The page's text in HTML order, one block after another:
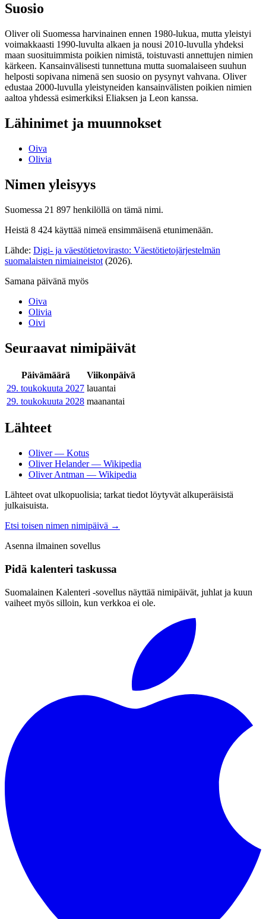
Suosio
Oliver oli Suomessa harvinainen ennen 1980-lukua, mutta yleistyi
voimakkaasti 1990-luvulta alkaen ja nousi 2010-luvulla yhdeksi
maan suosituimmista poikien nimistä, toistuvasti annettujen nimien
kärkeen. Kansainvälisesti tunnettuna mutta suomalaiseen suuhun
helposti sopivana nimenä sen suosio on pysynyt vahvana. Oliver
edustaa 2000-luvulla yleistyneiden kansainvälisten poikien nimien
aaltoa yhdessä esimerkiksi Eliaksen ja Leon kanssa.
Lähinimet ja muunnokset
Oiva
Olivia
Nimen yleisyys
Suomessa 21 897 henkilöllä on tämä nimi.
Heistä 8 424 käyttää nimeä ensimmäisenä etunimenään.
Lähde: Digi- ja väestötietovirasto: Väestötietojärjestelmän
suomalaisten nimiaineistot (2026).
Samana päivänä myös
Oiva
Olivia
Oivi
Seuraavat nimipäivät
Päivämäärä
Viikonpäivä
29. toukokuuta 2027 lauantai
29. toukokuuta 2028 maanantai
Lähteet
Oliver — Kotus
Oliver Helander — Wikipedia
Oliver Antman — Wikipedia
Lähteet ovat ulkopuolisia; tarkat tiedot löytyvät alkuperäisistä
julkaisuista.
Etsi toisen nimen nimipäivä →
Asenna ilmainen sovellus
Pidä kalenteri taskussa
Suomalainen Kalenteri ‑sovellus näyttää nimipäivät, juhlat ja kuun
vaiheet myös silloin, kun verkkoa ei ole.